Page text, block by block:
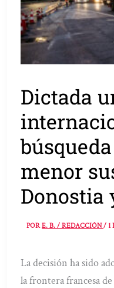
Dictada
menor
Donostia
PORE. B. / REDACCIÓN/1
La decisión ha sido
la frontera francesa